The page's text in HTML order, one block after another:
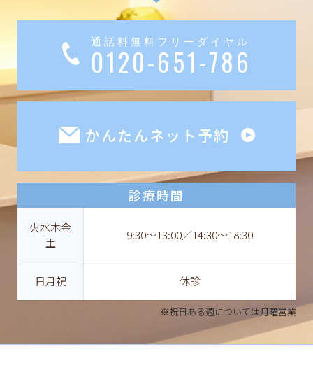
通話料無料フリーダイヤル
0120-651-786
かんたんネット予約
診療時間
火水木金
土
9:30〜13:00／14:30〜18:30
日月祝 休診
※祝日ある週については月曜営業